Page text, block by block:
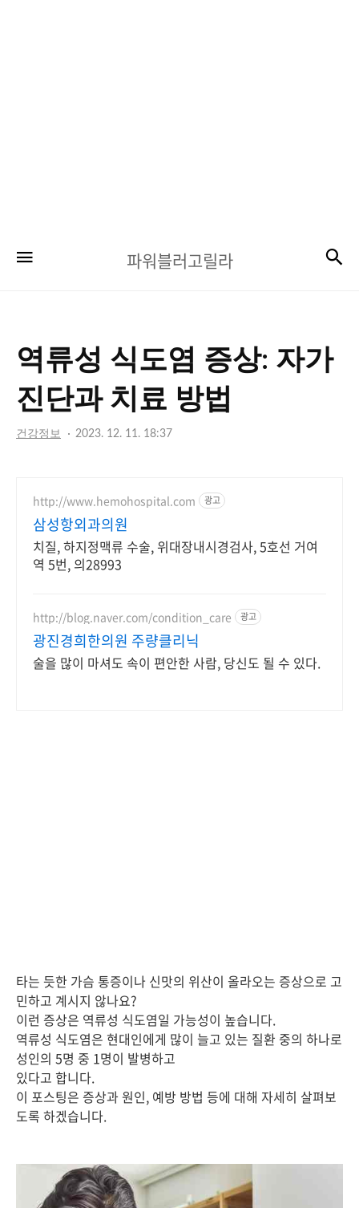
워
고
릴
라
파워블러고릴라
역류성 식도염 증상: 자가
진단과 치료 방법
건강정보 2023. 12. 11. 18:37
http://www.hemohospital.com 광고
삼성항외과의원
치질, 하지정맥류 수술, 위대장내시경검사, 5호선 거여
역 5번, 의28993
http://blog.naver.com/condition_care 광고
광진경희한의원 주량클리닉
술을 많이 마셔도 속이 편안한 사람, 당신도 될 수 있다.
타는 듯한 가슴 통증이나 신맛의 위산이 올라오는 증상으로 고
민하고 계시지 않나요?
이런 증상은 역류성 식도염일 가능성이 높습니다.
역류성 식도염은 현대인에게 많이 늘고 있는 질환 중의 하나로
성인의 5명 중 1명이 발병하고
있다고 합니다.
이 포스팅은 증상과 원인, 예방 방법 등에 대해 자세히 살펴보
도록 하겠습니다.